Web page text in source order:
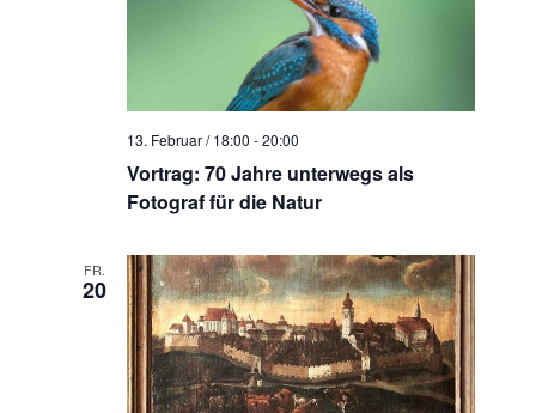
13. Februar / 18:00 -20:00
Vortrag: 70 Jahre unterwegs als
Fotograf für die Natur
FR.
20